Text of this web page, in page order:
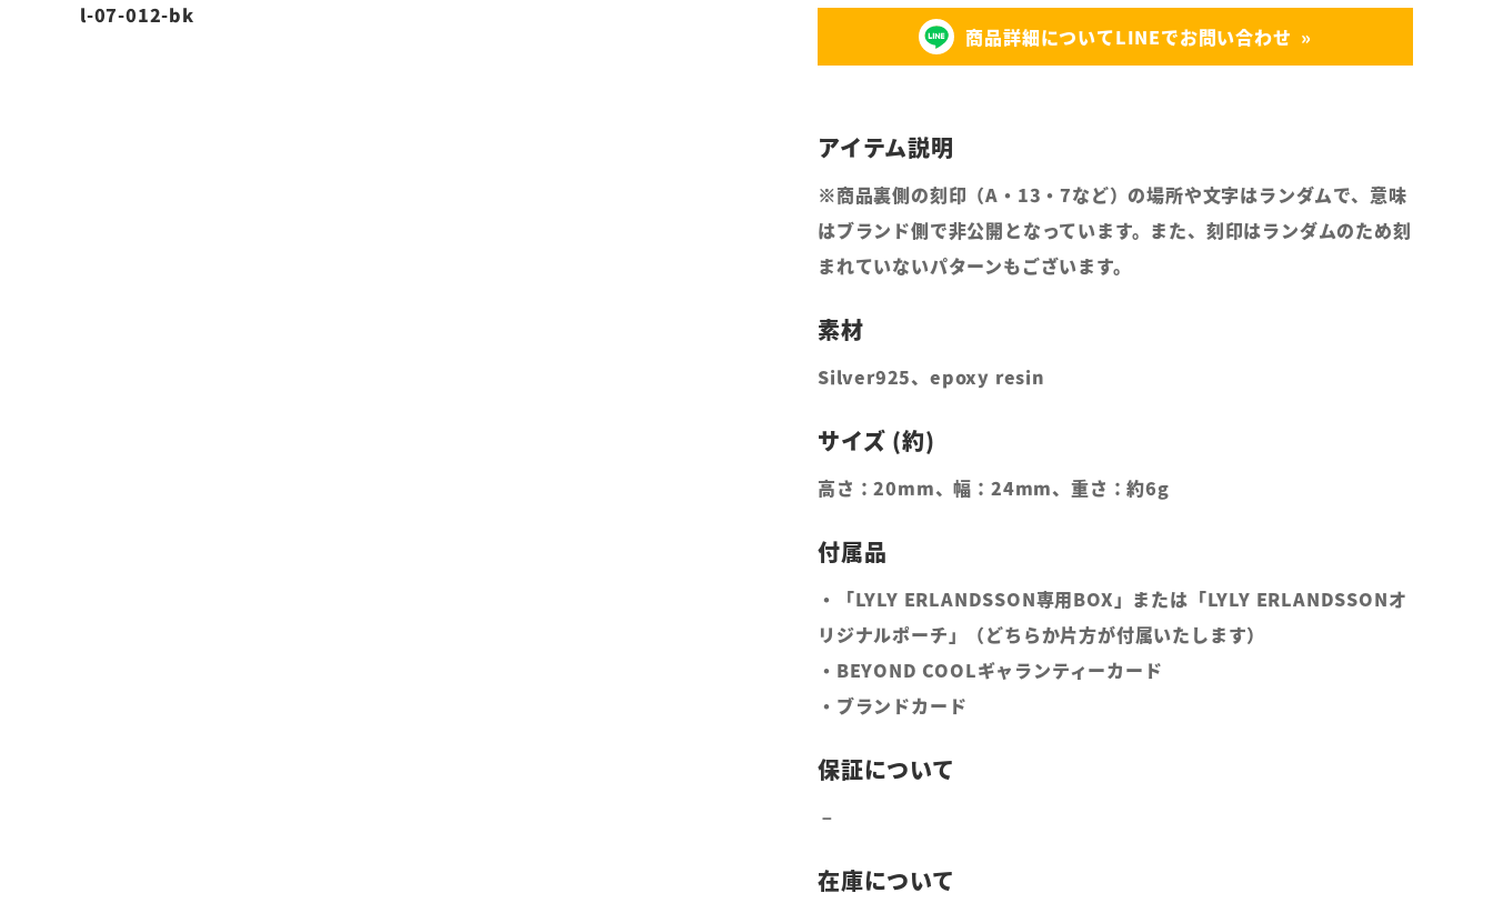
l-07-012-bk
商品詳細についてLINEでお問い合わせ
※商品裏側の刻印（A・13・7など）の場所や文字はランダムで、意味
はブランド側で非公開となっています。また、刻印はランダムのため刻
まれていないパターンもございます。
Silver925、epoxy resin
高さ：20mm、幅：24mm、重さ：約6g
・「LYLY ERLANDSSON専用BOX」または「LYLY ERLANDSSONオ
リジナルポーチ」（どちらか片方が付属いたします）
・BEYOND COOLギャランティーカード
・ブランドカード